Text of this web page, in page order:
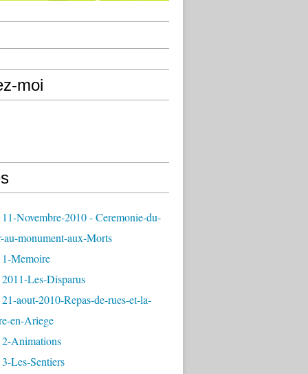
moi
Novembre-2010 - Ceremonie-du-
au-monument-aux-Morts
Memoire
Les-Disparus
aout-2010-Repas-de-rues-et-la-
en-Ariege
Animations
Les-Sentiers